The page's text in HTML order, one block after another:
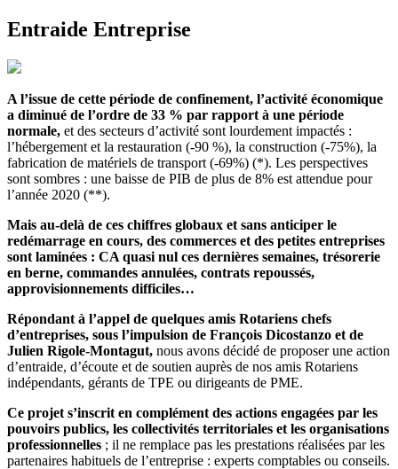
Entraide Entreprise
A l’issue de cette période de confinement, l’activité économique
a diminué de l’ordre de 33 % par rapport à une période
normale, et des secteurs d’activité sont lourdement impactés :
l’hébergement et la restauration (-90 %), la construction (-75%), la
fabrication de matériels de transport (-69%) (*). Les perspectives
sont sombres : une baisse de PIB de plus de 8% est attendue pour
l’année 2020 (**).
Mais au-delà de ces chiffres globaux et sans anticiper le
redémarrage en cours, des commerces et des petites entreprises
sont laminées : CA quasi nul ces dernières semaines, trésorerie
en berne, commandes annulées, contrats repoussés,
approvisionnements difficiles…
Répondant à l’appel de quelques amis Rotariens chefs
d’entreprises, sous l’impulsion de François Dicostanzo et de
Julien Rigole-Montagut, nous avons décidé de proposer une action
d’entraide, d’écoute et de soutien auprès de nos amis Rotariens
indépendants, gérants de TPE ou dirigeants de PME.
Ce projet s’inscrit en complément des actions engagées par les
pouvoirs publics, les collectivités territoriales et les organisations
professionnelles ; il ne remplace pas les prestations réalisées par les
partenaires habituels de l’entreprise : experts comptables ou conseils.